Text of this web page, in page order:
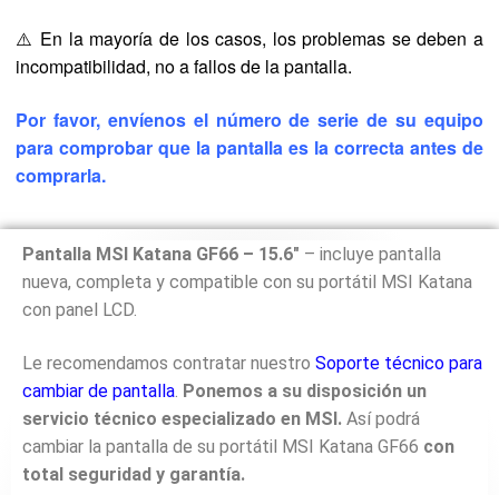
⚠️ En la mayoría de los casos, los problemas se deben a
incompatibilidad, no a fallos de la pantalla.
Por favor, envíenos el número de serie de su equipo
para comprobar que la pantalla es la correcta antes de
comprarla.
Pantalla MSI Katana GF66 – 15.6″ – incluye pantalla
nueva, completa y compatible con su portátil MSI Katana
con panel LCD.
Le recomendamos contratar nuestro Soporte técnico para
cambiar de pantalla. Ponemos a su disposición un
servicio técnico especializado en MSI. Así podrá
cambiar la pantalla de su portátil MSI Katana GF66 con
total seguridad y garantía.